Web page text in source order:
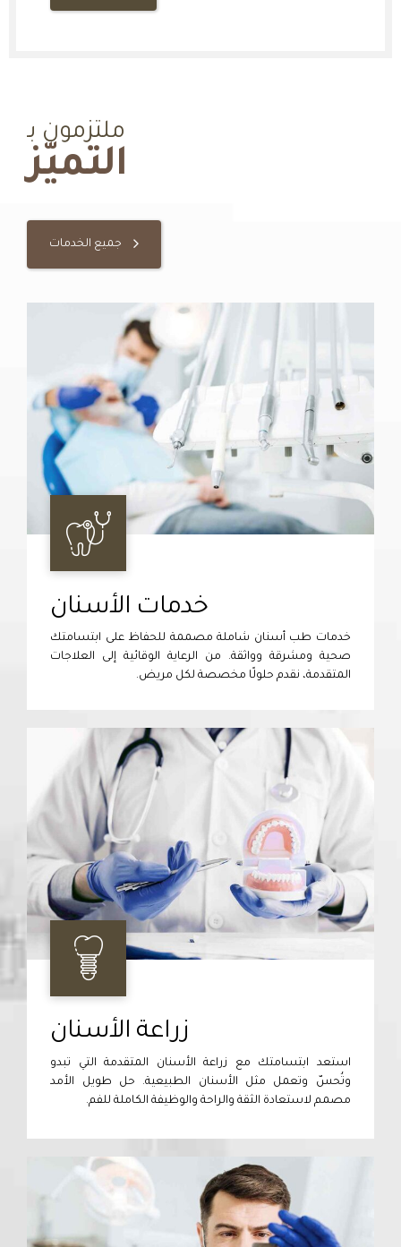
ملتزمون بـ
التميّز
جميع الخدمات
خدمات الأسنان
خدمات طب أسنان شاملة مصممة للحفاظ على ابتسامتك
صحية ومشرقة وواثقة. من الرعاية الوقائية إلى العلاجات
المتقدمة، نقدم حلولًا مخصصة لكل مريض.
زراعة الأسنان
استعد ابتسامتك مع زراعة الأسنان المتقدمة التي تبدو
وتُحسّ وتعمل مثل الأسنان الطبيعية. حل طويل الأمد
مصمم لاستعادة الثقة والراحة والوظيفة الكاملة للفم.